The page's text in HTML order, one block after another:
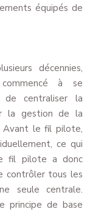
équipés de
décennies,
à se
de centraliser la
la gestion de la
Avant le fil pilote,
ce qui
fil pilote a donc
contrôler tous les
seule centrale.
principe de base